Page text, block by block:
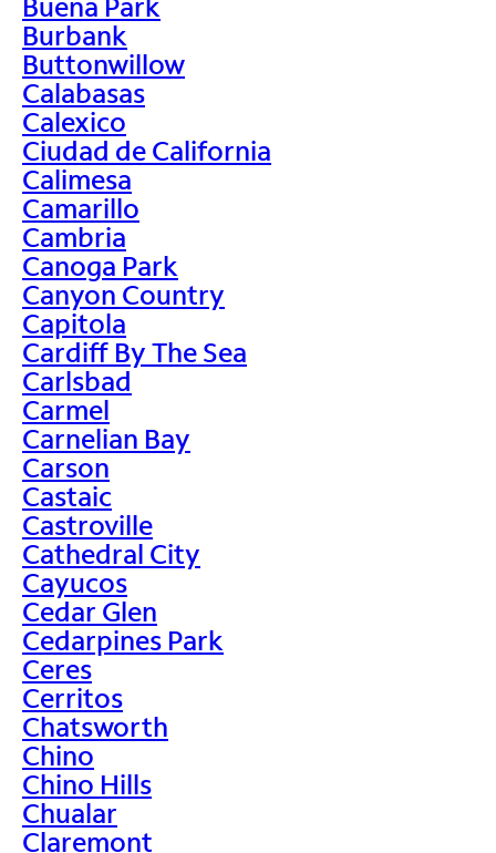
Burbank
Buttonwillow
Calabasas
Calexico
Ciudad de California
Calimesa
Camarillo
Cambria
Canoga Park
Canyon Country
Capitola
Cardiff By The Sea
Carlsbad
Carmel
Carnelian Bay
Carson
Castaic
Castroville
Cathedral City
Cayucos
Cedar Glen
Cedarpines Park
Ceres
Cerritos
Chatsworth
Chino
Chino Hills
Chualar
Claremont